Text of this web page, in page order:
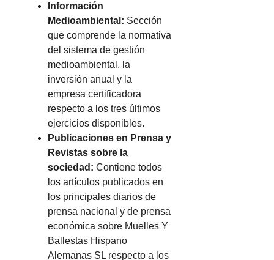
Información
Medioambiental: Sección
que comprende la normativa
del sistema de gestión
medioambiental, la
inversión anual y la
empresa certificadora
respecto a los tres últimos
ejercicios disponibles.
Publicaciones en Prensa y
Revistas sobre la
sociedad: Contiene todos
los artículos publicados en
los principales diarios de
prensa nacional y de prensa
económica sobre Muelles Y
Ballestas Hispano
Alemanas SL respecto a los